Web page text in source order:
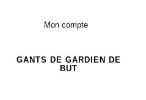
Mon compte
GANTS DE GARDIEN DE
BUT